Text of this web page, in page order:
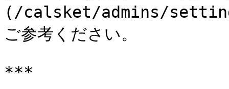
(/calsket/admins/
ご参考ください。
***